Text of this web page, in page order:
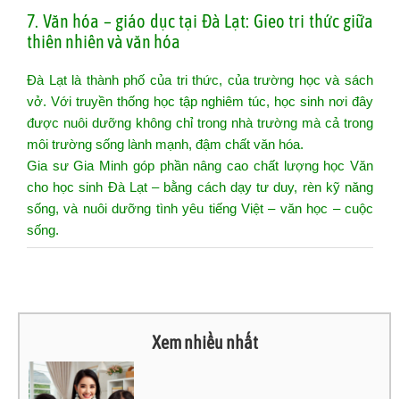
7. Văn hóa – giáo dục tại Đà Lạt: Gieo tri thức giữa
thiên nhiên và văn hóa
Đà Lạt là thành phố của tri thức, của trường học và sách
vở. Với truyền thống học tập nghiêm túc, học sinh nơi đây
được nuôi dưỡng không chỉ trong nhà trường mà cả trong
môi trường sống lành mạnh, đậm chất văn hóa.
Gia sư Gia Minh góp phần nâng cao chất lượng học Văn
cho học sinh Đà Lạt – bằng cách dạy tư duy, rèn kỹ năng
sống, và nuôi dưỡng tình yêu tiếng Việt – văn học – cuộc
sống.
Xem nhiều nhất